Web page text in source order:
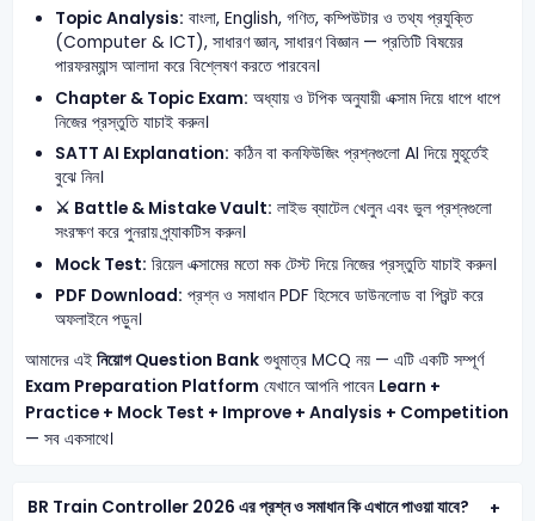
Topic Analysis: বাংলা, English, গণিত, কম্পিউটার ও তথ্য প্রযুক্তি
(Computer & ICT), সাধারণ জ্ঞান, সাধারণ বিজ্ঞান — প্রতিটি বিষয়ের
পারফরম্যান্স আলাদা করে বিশ্লেষণ করতে পারবেন।
Chapter & Topic Exam: অধ্যায় ও টপিক অনুযায়ী এক্সাম দিয়ে ধাপে ধাপে
নিজের প্রস্তুতি যাচাই করুন।
SATT AI Explanation: কঠিন বা কনফিউজিং প্রশ্নগুলো AI দিয়ে মুহূর্তেই
বুঝে নিন।
⚔️ Battle & Mistake Vault: লাইভ ব্যাটেল খেলুন এবং ভুল প্রশ্নগুলো
সংরক্ষণ করে পুনরায় প্র্যাকটিস করুন।
Mock Test: রিয়েল এক্সামের মতো মক টেস্ট দিয়ে নিজের প্রস্তুতি যাচাই করুন।
PDF Download: প্রশ্ন ও সমাধান PDF হিসেবে ডাউনলোড বা প্রিন্ট করে
অফলাইনে পড়ুন।
আমাদের এই নিয়োগ Question Bankশুধুমাত্র MCQ নয় — এটি একটি সম্পূর্ণ
Exam Preparation Platform যেখানে আপনি পাবেন Learn +
Practice + Mock Test + Improve + Analysis + Competition
— সব একসাথে।
BR Train Controller 2026 এর প্রশ্ন ও সমাধান কি এখানে পাওয়া যাবে?